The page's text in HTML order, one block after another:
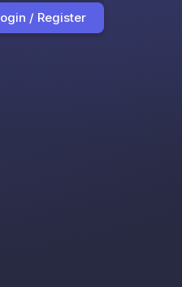
/ Register